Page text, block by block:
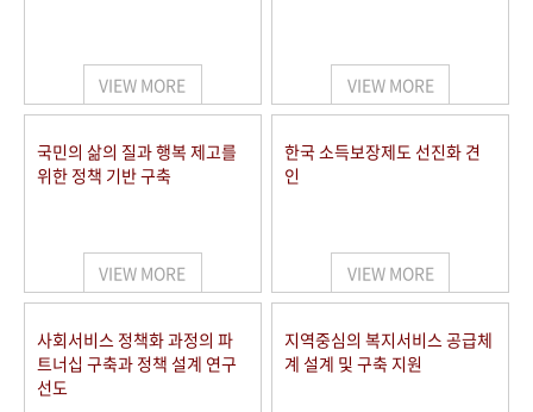
VIEW MORE VIEW MORE
국민의 삶의 질과 행복 제고를
위한 정책 기반 구축
VIEW MORE
한국 소득보장제도 선진화 견
인
VIEW MORE
사회서비스 정책화 과정의 파
트너십 구축과 정책 설계 연구
선도
지역중심의 복지서비스 공급체
계 설계 및 구축 지원